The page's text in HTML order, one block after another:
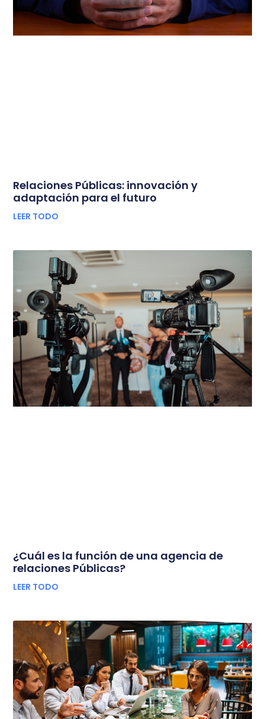
Relaciones Públicas: innovación y
adaptación para el futuro
LEER TODO
¿Cuál es la función de una agencia de
relaciones Públicas?
LEER TODO